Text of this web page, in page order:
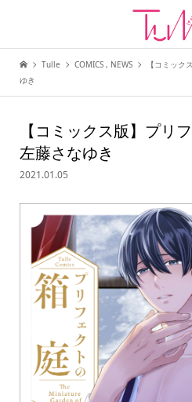
Tulle COMICS , NEWS
【コミッ
ゆき
【コミックス版】プリ
左藤さなゆき
2021.01.05